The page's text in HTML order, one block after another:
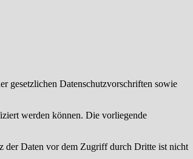
gesetzlichen Datenschutzvorschriften sowie
werden können. Die vorliegende
der Daten vor dem Zugriff durch Dritte ist nicht